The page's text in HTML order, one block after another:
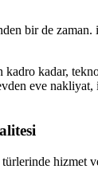
bir de
kadar,
eve
türlerinde